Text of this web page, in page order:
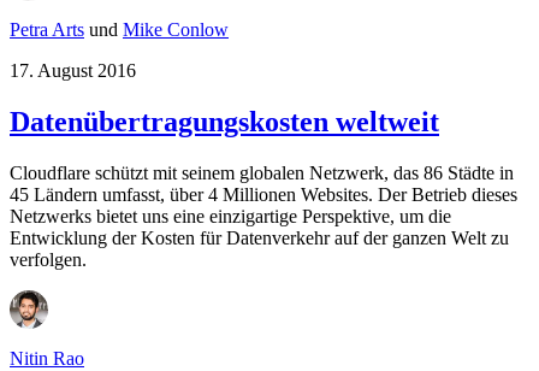
Petra Arts und Mike Conlow
17. August 2016
Datenübertragungskosten weltweit
Cloudflare schützt mit seinem globalen Netzwerk, das 86 Städte in
45 Ländern umfasst, über 4 Millionen Websites. Der Betrieb dieses
Netzwerks bietet uns eine einzigartige Perspektive, um die
Entwicklung der Kosten für Datenverkehr auf der ganzen Welt zu
verfolgen.
Nitin Rao